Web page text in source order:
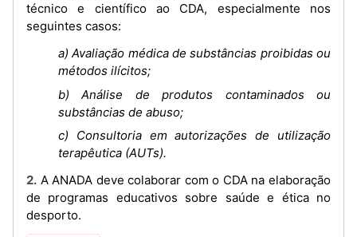
técnico e científico ao CDA, especialmente nos
seguintes casos:
a) Avaliação médica de substâncias proibidas ou
métodos ilícitos;
b) Análise de produtos contaminados ou
substâncias de abuso;
c) Consultoria em autorizações de utilização
terapêutica (AUTs).
2. A ANADA deve colaborar com o CDA na elaboração
de programas educativos sobre saúde e ética no
desporto.